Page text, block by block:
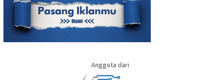
Anggota dari